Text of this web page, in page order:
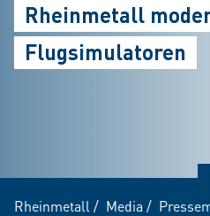
Rheinmetall
Flugsimulatoren
Rheinmetall / Media /